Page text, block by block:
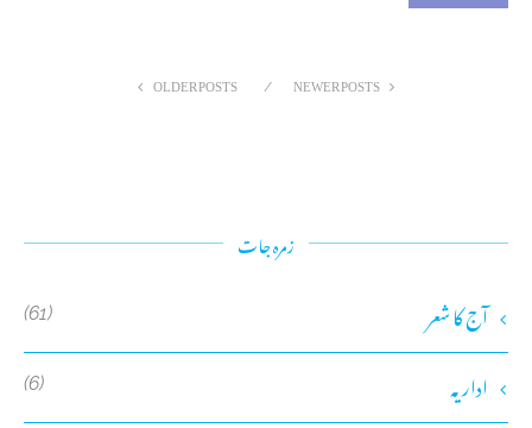
NEWER POSTS
OLDER POSTS
زمرہ جات
آج کا شعر (61)
اداریہ (6)